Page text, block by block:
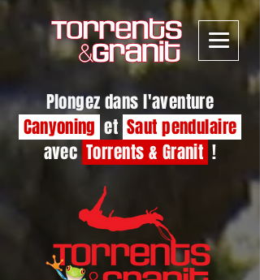
Plongez dans l'aventure
Canyoning et Saut pendulaire
avec Torrents & Granit !